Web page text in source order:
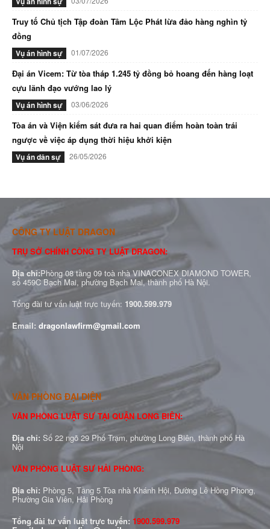
Truy tố Chủ tịch Tập đoàn Tâm Lộc Phát lừa đảo hàng nghìn tỷ
đồng
Vụ án hình sự 01/07/2026
Đại án Vicem: Từ tòa tháp 1.245 tỷ đồng bỏ hoang đến hàng loạt
cựu lãnh đạo vướng lao lý
Vụ án hình sự 03/06/2026
Tòa án và Viện kiểm sát đưa ra hai quan điểm hoàn toàn trái
ngược về việc áp dụng thời hiệu khởi kiện
Vụ án dân sự 26/05/2026
CÔNG TY LUẬT DRAGON
TRỤ SỞ CHÍNH CÔNG TY LUẬT DRAGON:
Địa chỉ:Phòng 08 tầng 09 toà nhà VINACONEX DIAMOND TOWER,
số 459C Bạch Mai, phường Bạch Mai, thành phố Hà Nội.
Tổng đài tư vấn luật trực tuyến: 1900.599.979
Email: dragonlawfirm@gmail.com
VĂN PHÒNG ĐẠI DIỆN
VĂN PHÒNG LUẬT SƯ TẠI QUẬN LONG BIÊN:
Địa chỉ: Số 22 ngõ 29 Phố Trạm, phường Long Biên, thành phố Hà
Nội
VĂN PHÒNG LUẬT SƯ HẢI PHÒNG:
Địa chỉ: Phòng 5, Tầng 5 Tòa nhà Khánh Hội, Đường Lê Hồng Phong,
Phường Gia Viên, Hải Phòng
Tổng đài tư vấn luật trực tuyến: 1900.599.979